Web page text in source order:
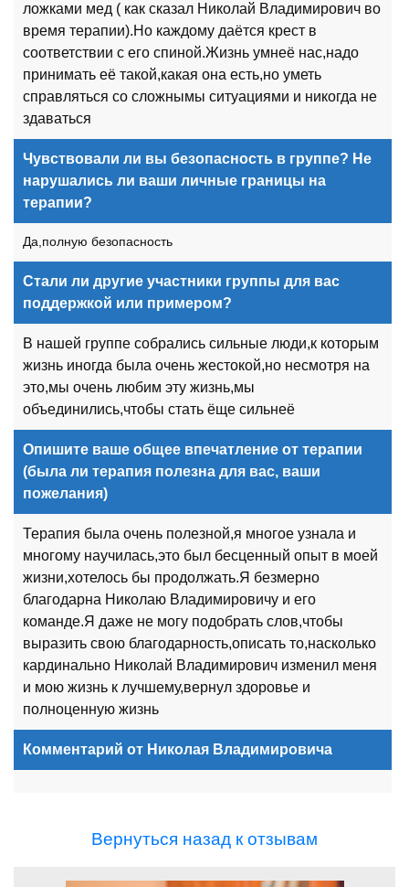
ложками мед ( как сказал Николай Владимирович во
время терапии).Но каждому даётся крест в
соответствии с его спиной.Жизнь умнеё нас,надо
принимать её такой,какая она есть,но уметь
справляться со сложнымы ситуациями и никогда не
здаваться
Чувствовали ли вы безопасность в группе? Не
нарушались ли ваши личные границы на
терапии?
Да,полную безопасность
Стали ли другие участники группы для вас
поддержкой или примером?
В нашей группе собрались сильные люди,к которым
жизнь иногда была очень жестокой,но несмотря на
это,мы очень любим эту жизнь,мы
объединились,чтобы стать ёще сильнеё
Опишите ваше общее впечатление от терапии
(была ли терапия полезна для вас, ваши
пожелания)
Терапия была очень полезной,я многое узнала и
многому научилась,это был бесценный опыт в моей
жизни,хотелось бы продолжать.Я безмерно
благодарна Николаю Владимировичу и его
команде.Я даже не могу подобрать слов,чтобы
выразить свою благодарность,описать то,насколько
кардинально Николай Владимирович изменил меня
и мою жизнь к лучшему,вернул здоровье и
полноценную жизнь
Комментарий от Николая Владимировича
Вернуться назад к отзывам